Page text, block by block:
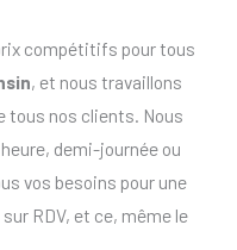
compétitifs pour tous
, et nous travaillons
tous nos clients. Nous
demi-journée ou
vos besoins pour une
RDV, et ce, même le